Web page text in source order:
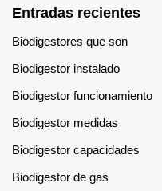
Entradas recientes
Biodigestores que son
Biodigestor instalado
Biodigestor funcionamiento
Biodigestor medidas
Biodigestor capacidades
Biodigestor de gas